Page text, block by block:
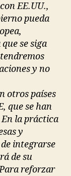
EE.UU.,
pueda
se siga
y no
otros países
que se han
la práctica
y
integrarse
de su
reforzar